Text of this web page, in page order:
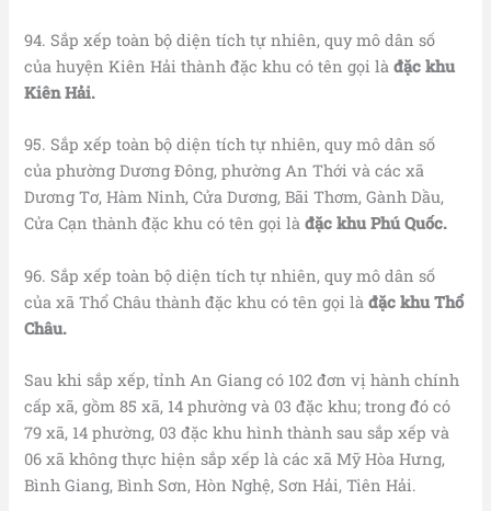
94. Sắp xếp toàn bộ diện tích tự nhiên, quy mô dân số
của huyện Kiên Hải thành đặc khu có tên gọi làđặc khu
Kiên Hải.
95. Sắp xếp toàn bộ diện tích tự nhiên, quy mô dân số
của phường Dương Đông, phường An Thới và các xã
Dương Tơ, Hàm Ninh, Cửa Dương, Bãi Thơm, Gành Dầu,
Cửa Cạn thành đặc khu có tên gọi làđặc khu Phú Quốc.
96. Sắp xếp toàn bộ diện tích tự nhiên, quy mô dân số
của xã Thổ Châu thành đặc khu có tên gọi làđặc khu Thổ
Châu.
Sau khi sắp xếp, tỉnh An Giang có 102 đơn vị hành chính
cấp xã, gồm 85 xã, 14 phường và 03 đặc khu; trong đó có
79 xã, 14 phường, 03 đặc khu hình thành sau sắp xếp và
06 xã không thực hiện sắp xếp là các xã Mỹ Hòa Hưng,
Bình Giang, Bình Sơn, Hòn Nghệ, Sơn Hải, Tiên Hải.